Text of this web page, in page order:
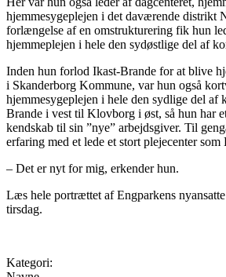
hjemmesygeplejen i det daværende distrikt
forlængelse af en omstrukturering fik hun
hjemmeplejen i hele den sydøstlige del af
Inden hun forlod Ikast-Brande for at blive
i Skanderborg Kommune, var hun også
hjemmesygeplejen i hele den sydlige del af
Brande i vest til Klovborg i øst, så hun har
kendskab til sin ”nye” arbejdsgiver. Til
erfaring med et lede et stort plejecenter som
– Det er nyt for mig, erkender hun.
Læs hele portrættet af Engparkens
tirsdag.
Kategori: